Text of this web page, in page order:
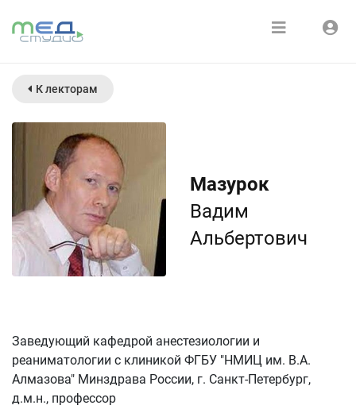
О нас
К лекторам
Мазурок
Вадим
Альбертович
Заведующий кафедрой анестезиологии и
реаниматологии с клиникой ФГБУ "НМИЦ им. В.А.
Алмазова" Минздрава России, г. Санкт-Петербург,
д.м.н., профессор